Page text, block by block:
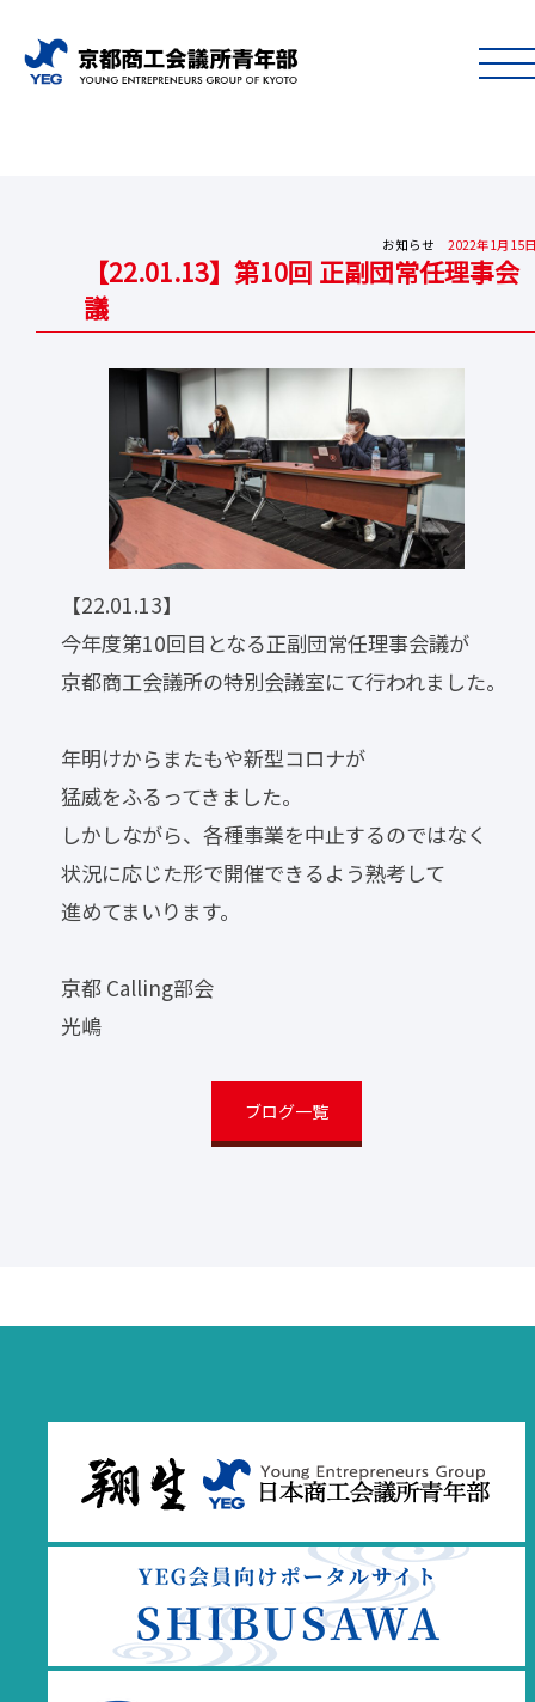
お知らせ 2022年1月15
【22.01.13】第10回 正副団常任理事会
議
【22.01.13】
今年度第10回目となる正副団常任理事会議が
京都商工会議所の特別会議室にて行われました。
年明けからまたもや新型コロナが
猛威をふるってきました。
しかしながら、各種事業を中止するのではなく
状況に応じた形で開催できるよう熟考して
進めてまいります。
京都 Calling部会
光嶋
ブログ一覧